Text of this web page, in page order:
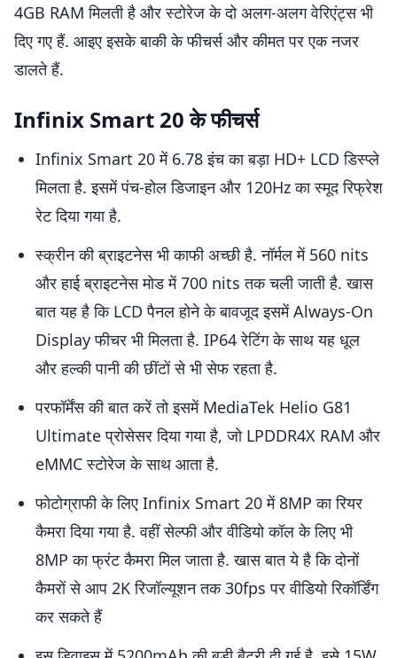
4GB RAM मिलती है और स्टोरेज के दो अलग-अलग वेरिएंट्स भी
दिए गए हैं. आइए इसके बाकी के फीचर्स और कीमत पर एक नजर
डालते हैं.
Infinix Smart 20 के फीचर्स
Infinix Smart 20 में 6.78 इंच का बड़ा HD+ LCD डिस्प्ले
मिलता है. इसमें पंच-होल डिजाइन और 120Hz का स्मूद रिफ्रेश
रेट दिया गया है.
स्क्रीन की ब्राइटनेस भी काफी अच्छी है. नॉर्मल में 560 nits
और हाई ब्राइटनेस मोड में 700 nits तक चली जाती है. खास
बात यह है कि LCD पैनल होने के बावजूद इसमें Always-On
Display फीचर भी मिलता है. IP64 रेटिंग के साथ यह धूल
और हल्की पानी की छींटों से भी सेफ रहता है.
परफॉर्मेंस की बात करें तो इसमें MediaTek Helio G81
Ultimate प्रोसेसर दिया गया है, जो LPDDR4X RAM और
eMMC स्टोरेज के साथ आता है.
फोटोग्राफी के लिए Infinix Smart 20 में 8MP का रियर
कैमरा दिया गया है. वहीं सेल्फी और वीडियो कॉल के लिए भी
8MP का फ्रंट कैमरा मिल जाता है. खास बात ये है कि दोनों
कैमरों से आप 2K रिजॉल्यूशन तक 30fps पर वीडियो रिकॉर्डिंग
कर सकते हैं